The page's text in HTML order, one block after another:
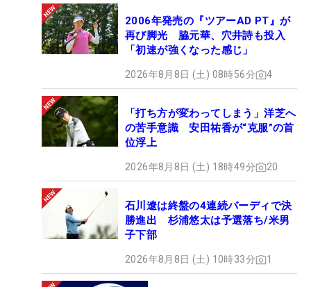
2006年発売の『ツアーAD PT』が
再び脚光 脇元華、穴井詩も投入
「初速が強くなった感じ」
2026年8月8日 (土) 08時56分 4
「打ち方が変わってしまう」洋芝へ
の苦手意識 安田祐香が“克服”の首
位浮上
2026年8月8日 (土) 18時49分 20
石川遼は終盤の4連続バーディで決
勝進出 杉浦悠太は予選落ち/米男
子下部
2026年8月8日 (土) 10時33分 1